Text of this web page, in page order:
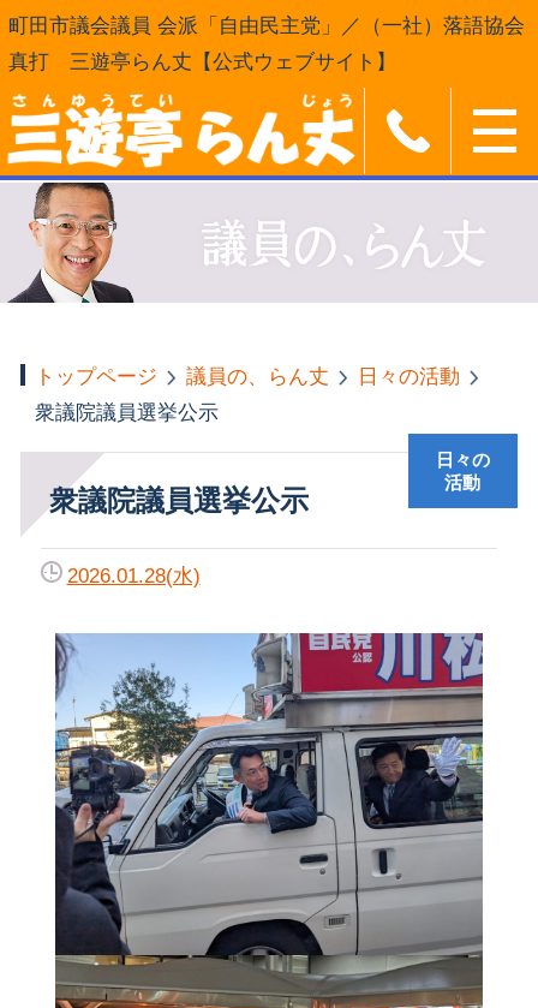
町田市議会議員 会派「自由民主党」／（一社）落語協会
真打 三遊亭らん丈【公式ウェブサイト】
トップページ 議員の、らん丈
日々の活動
衆議院議員選挙公示
衆議院議員選挙公示
日々の
活動
2026.01.28(水)